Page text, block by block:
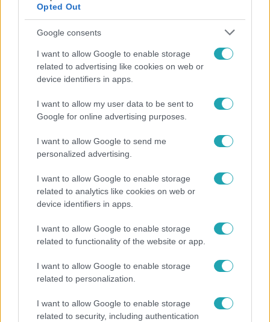
Opted Out
Google consents
I want to allow Google to enable storage
related to advertising like cookies on web or
device identifiers in apps.
I want to allow my user data to be sent to
Google for online advertising purposes.
I want to allow Google to send me
personalized advertising.
I want to allow Google to enable storage
related to analytics like cookies on web or
device identifiers in apps.
I want to allow Google to enable storage
related to functionality of the website or app.
I want to allow Google to enable storage
related to personalization.
I want to allow Google to enable storage
related to security, including authentication
Reggeli
szakértő elemzi a szupermodell évtizedes
átalakulását
Ez a 3 népszerű kerti növény akár az ingatlanod